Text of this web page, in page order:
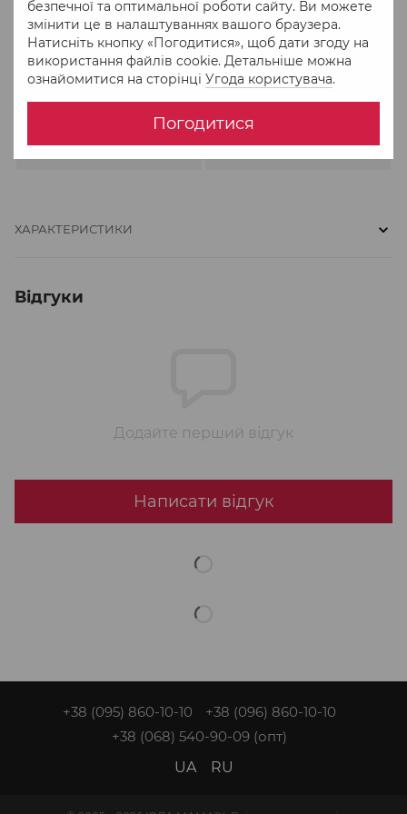
безпечної та оптимальної роботи сайту. Ви можете
змінити це в налаштуваннях вашого браузера.
Натисніть кнопку «Погодитися», щоб дати згоду на
використання файлів cookie. Детальніше можна
ознайомитися на сторінці Угода користувача.
Погодитися
Власне виробництво –
462 682
ХАРАКТЕРИСТИКИ
Відгуки
Додайте перший відгук
Написати відгук
+38 (095) 860-10-10
+38 (096) 860-10-10
+38 (068) 540-90-09 (опт)
UA RU